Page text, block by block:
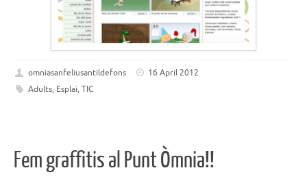
omniasanfeliusantildefons
16 April 2012
Adults, Esplai, TIC
Fem graffitis al Punt Òmnia!!